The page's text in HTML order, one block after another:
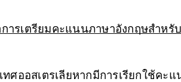
ารเตรียมคะแนนภาษาอังกฤษสำหรับ
ทศออสเตรเลียหากมีการเรียกใช้ค